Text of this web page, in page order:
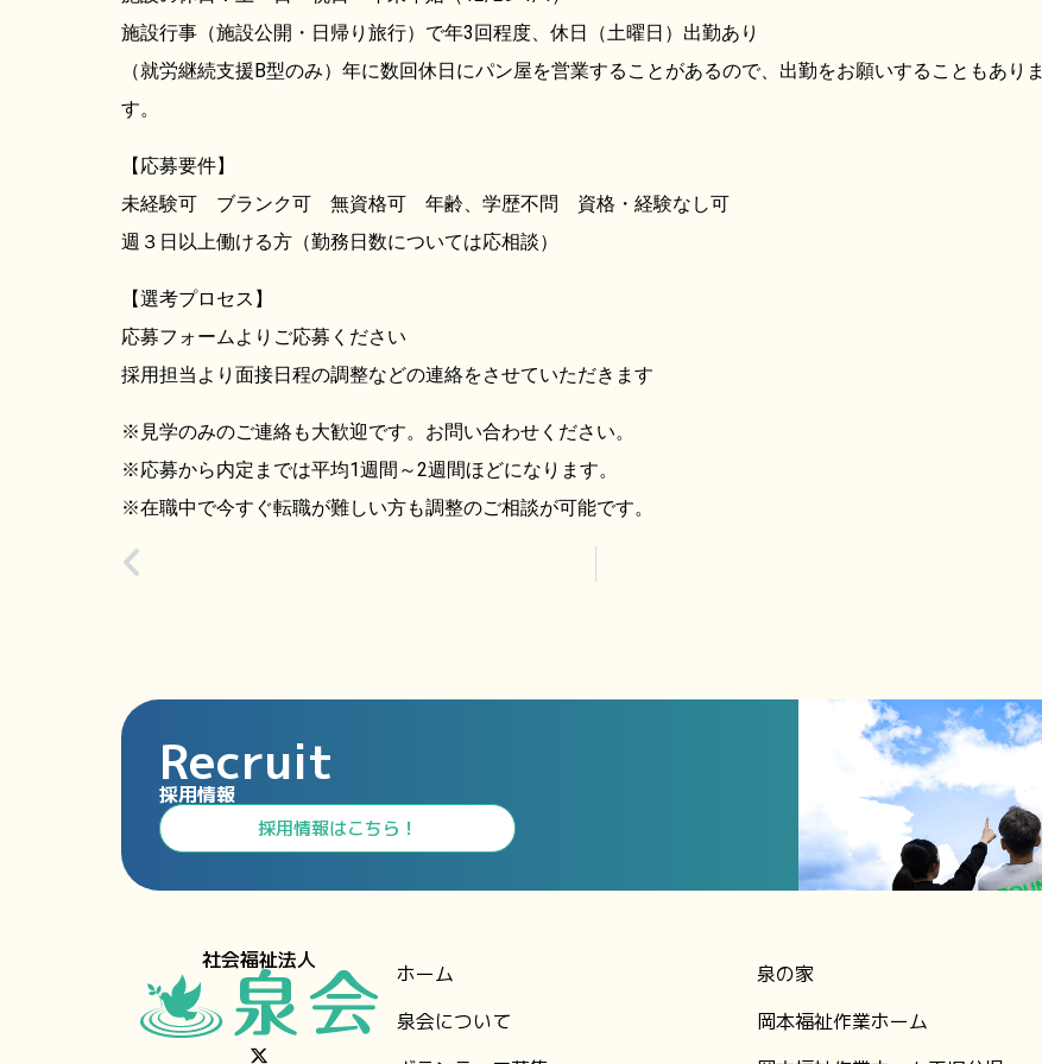
施設行事（施設公開・日帰り旅行）で年3回程度、休日（土曜日）出勤あり
（就労継続支援B型のみ）年に数回休日にパン屋を営業することがあるので、出勤をお願いすることもありま
す。
【応募要件】
未経験可 ブランク可 無資格可 年齢、学歴不問 資格・経験なし可
週３日以上働ける方（勤務日数については応相談）
【選考プロセス】
応募フォームよりご応募ください
採用担当より面接日程の調整などの連絡をさせていただきます
※見学のみのご連絡も大歓迎です。お問い合わせください。
※応募から内定までは平均1週間～2週間ほどになります。
※在職中で今すぐ転職が難しい方も調整のご相談が可能です。
Recruit
採用情報
⁩採用情報⁩はこちら！
社会福祉法人
ホーム
泉会について
泉の家
岡本福祉作業ホーム